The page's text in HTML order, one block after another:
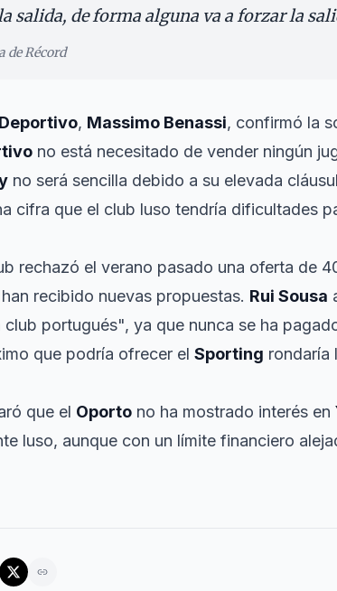
salida, de forma alguna va a forzar la
de Récord
Deportivo, Massimo Benassi, confirmó la
no está necesitado de vender ningún
no será sencilla debido a su elevada
cifra que el club luso tendría dificultades
rechazó el verano pasado una oferta de
recibido nuevas propuestas. Rui Sousa
portugués", ya que nunca se ha
que podría ofrecer el Sporting rondaría
que el Oporto no ha mostrado interés en
luso, aunque con un límite financiero